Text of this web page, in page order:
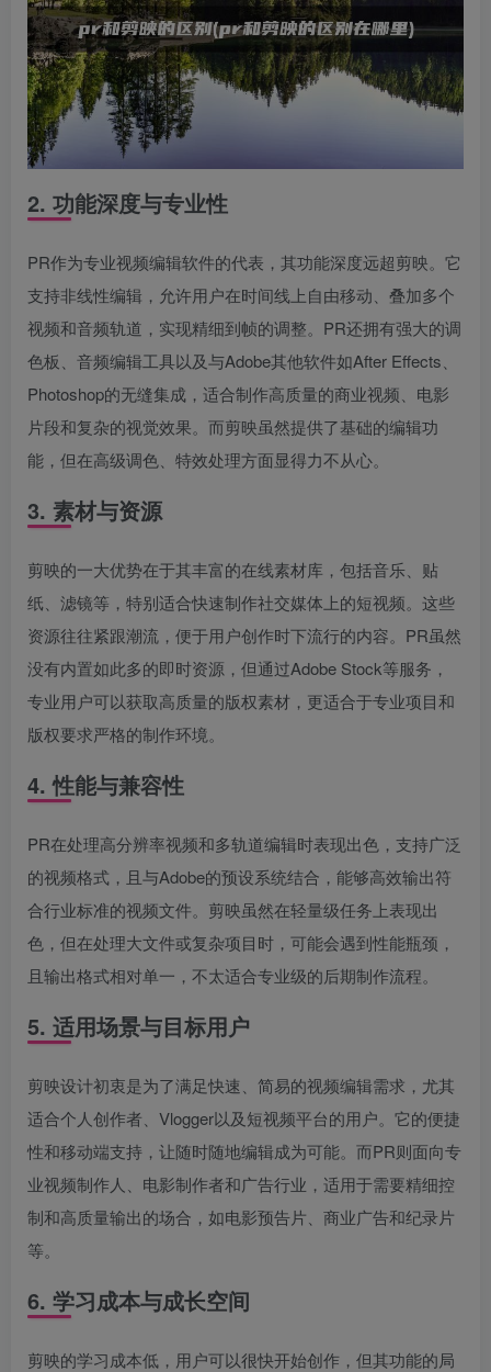
2. 功能深度与专业性
PR作为专业视频编辑软件的代表，其功能深度远超剪映。它
支持非线性编辑，允许用户在时间线上自由移动、叠加多个
视频和音频轨道，实现精细到帧的调整。PR还拥有强大的调
色板、音频编辑工具以及与Adobe其他软件如After Effects、
Photoshop的无缝集成，适合制作高质量的商业视频、电影
片段和复杂的视觉效果。而剪映虽然提供了基础的编辑功
能，但在高级调色、特效处理方面显得力不从心。
3. 素材与资源
剪映的一大优势在于其丰富的在线素材库，包括音乐、贴
纸、滤镜等，特别适合快速制作社交媒体上的短视频。这些
资源往往紧跟潮流，便于用户创作时下流行的内容。PR虽然
没有内置如此多的即时资源，但通过Adobe Stock等服务，
专业用户可以获取高质量的版权素材，更适合于专业项目和
版权要求严格的制作环境。
4. 性能与兼容性
PR在处理高分辨率视频和多轨道编辑时表现出色，支持广泛
的视频格式，且与Adobe的预设系统结合，能够高效输出符
合行业标准的视频文件。剪映虽然在轻量级任务上表现出
色，但在处理大文件或复杂项目时，可能会遇到性能瓶颈，
且输出格式相对单一，不太适合专业级的后期制作流程。
5. 适用场景与目标用户
剪映设计初衷是为了满足快速、简易的视频编辑需求，尤其
适合个人创作者、Vlogger以及短视频平台的用户。它的便捷
性和移动端支持，让随时随地编辑成为可能。而PR则面向专
业视频制作人、电影制作者和广告行业，适用于需要精细控
制和高质量输出的场合，如电影预告片、商业广告和纪录片
等。
6. 学习成本与成长空间
剪映的学习成本低，用户可以很快开始创作，但其功能的局